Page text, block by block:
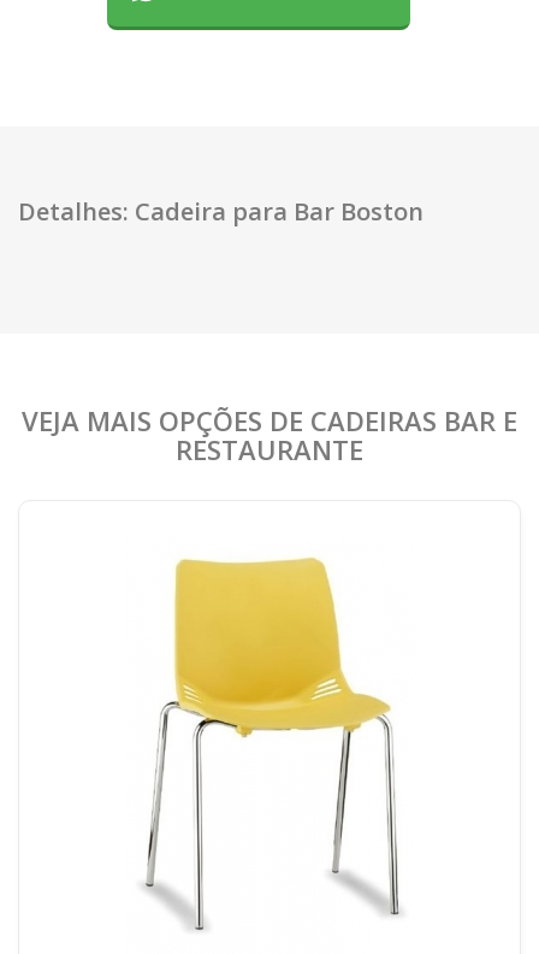
Detalhes: Cadeira para Bar Boston
VEJA MAIS OPÇÕES DE CADEIRAS BAR E
RESTAURANTE